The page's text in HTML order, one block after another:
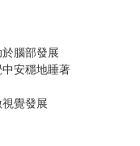
腦部發展
安穩地睡著
覺發展